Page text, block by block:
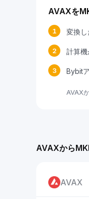
AVAXを
1 変換
2 計算
3 Bybit
AVAX
AVAXから
AVAX